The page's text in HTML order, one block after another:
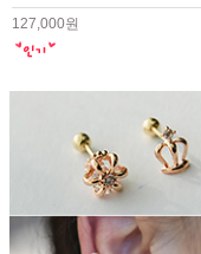
127,000원